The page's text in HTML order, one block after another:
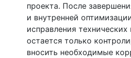
проекта. После
и внутренней
исправления технических
остается только
вносить необходимые